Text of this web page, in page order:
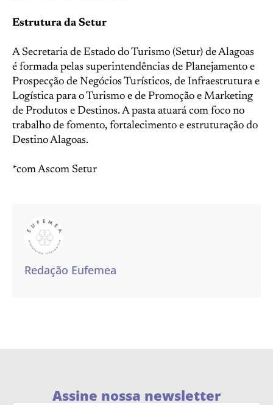
Estrutura da Setur
A Secretaria de Estado do Turismo (Setur) de Alagoas
é formada pelas superintendências de Planejamento e
Prospecção de Negócios Turísticos, de Infraestrutura e
Logística para o Turismo e de Promoção e Marketing
de Produtos e Destinos. A pasta atuará com foco no
trabalho de fomento, fortalecimento e estruturação do
Destino Alagoas.
*com Ascom Setur
Redação Eufemea
Assine nossa newsletter